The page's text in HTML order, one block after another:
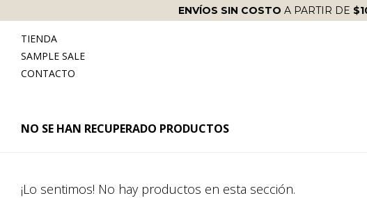
ENVÍOS SIN COSTO A PARTIR DE
TIENDA
SAMPLE SALE
CONTACTO
NO SE HAN RECUPERADO PRODUCTOS
¡Lo sentimos! No hay productos en esta sección.